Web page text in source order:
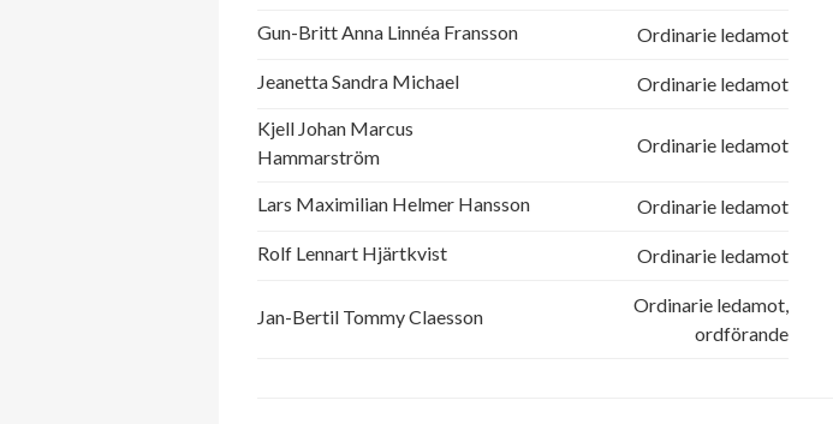
Gun-Britt Anna Linnéa Fransson Ordinarie ledamot
Jeanetta Sandra Michael
Ordinarie ledamot
Kjell Johan Marcus
Hammarström
Ordinarie ledamot
Lars Maximilian Helmer Hansson Ordinarie ledamot
Rolf Lennart Hjärtkvist Ordinarie ledamot
Jan-Bertil Tommy Claesson
Ordinarie ledamot,
ordförande